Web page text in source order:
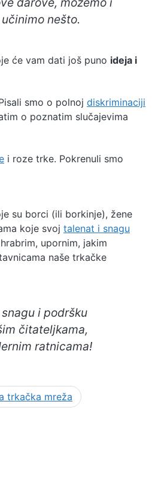
nešto.
će vam dati još puno ideja i
smo o polnoj diskriminaciji
o poznatim slučajevima
i roze trke. Pokrenuli smo
su borci (ili borkinje), žene
koje svoj talenat i snagu
upornim, jakim
naše trkačke
i podršku
čitateljkama,
ratnicama!
trkačka mreža